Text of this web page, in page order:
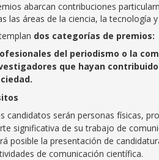
abarcan contribuciones
las áreas de la ciencia, la tecnología
dos categorías de premios:
del periodismo o la
que hayan
candidatos serán personas físicas,
significativa de su trabajo de
posible la presentación de
de comunicación científica.